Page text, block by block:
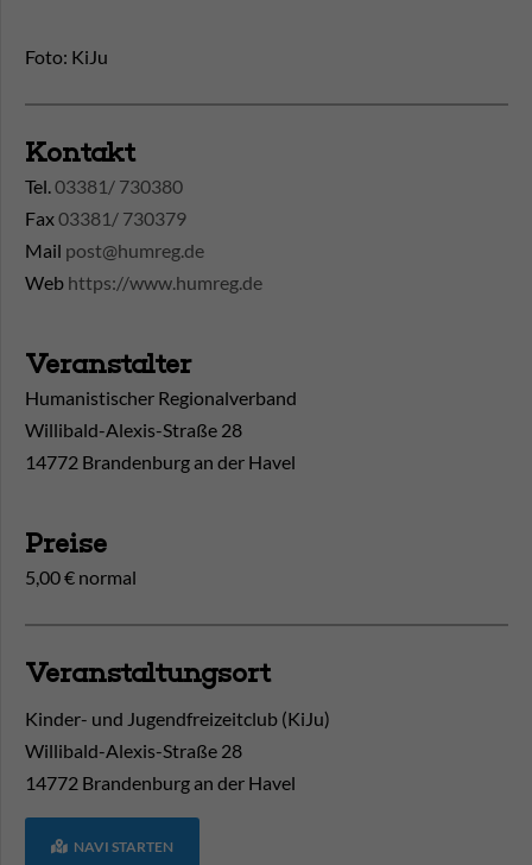
Foto: KiJu
Kontakt
Tel.03381/ 730380
Fax03381/ 730379
Mail post@humreg.de
Web https://www.humreg.de
Veranstalter
Humanistischer Regionalverband
Willibald-Alexis-Straße 28
14772 Brandenburg an der Havel
Preise
5,00 € normal
Veranstaltungsort
Kinder- und Jugendfreizeitclub (KiJu)
Willibald-Alexis-Straße 28
14772 Brandenburg an der Havel
NAVI STARTEN